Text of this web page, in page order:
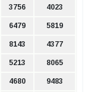
3756 4023
6479 5819
8143 4377
5213 8065
4680 9483